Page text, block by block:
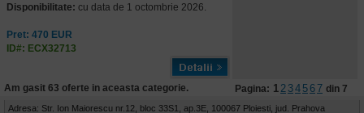
Disponibilitate: cu data de 1 octombrie 2026.
Pret: 470 EUR
ID#: ECX32713
Am gasit 63 oferte in aceasta categorie. Pagina: 12 34 56 7 din 7
Adresa: Str. Ion Maiorescu nr.12, bloc 33S1, ap.3E, 100067 Ploiesti, jud. Prahova